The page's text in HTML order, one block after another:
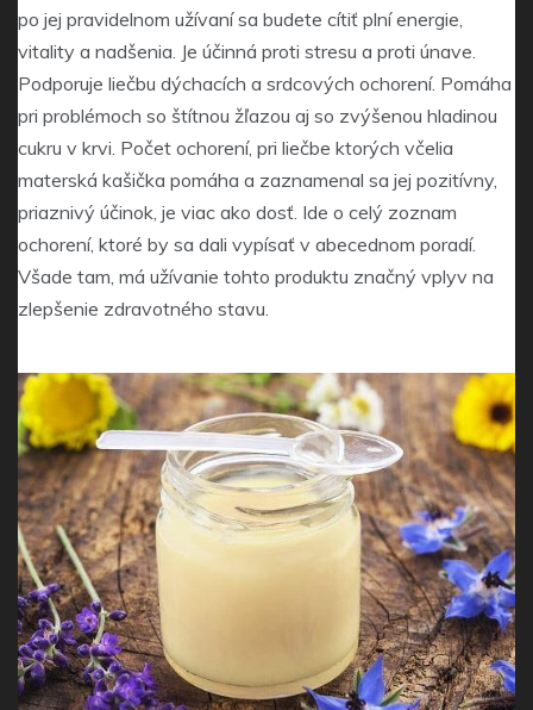
po jej pravidelnom užívaní sa budete cítiť plní energie,
vitality a nadšenia. Je účinná proti stresu a proti únave.
Podporuje liečbu dýchacích a srdcových ochorení. Pomáha
pri problémoch so štítnou žľazou aj so zvýšenou hladinou
cukru v krvi. Počet ochorení, pri liečbe ktorých včelia
materská kašička pomáha a zaznamenal sa jej pozitívny,
priaznivý účinok, je viac ako dosť. Ide o celý zoznam
ochorení, ktoré by sa dali vypísať v abecednom poradí.
Všade tam, má užívanie tohto produktu značný vplyv na
zlepšenie zdravotného stavu.